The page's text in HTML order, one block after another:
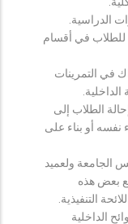
الدراسية.
للطلاب في أقسام
في التمرينات
الطلاب إلى
أو بناء على
الجامعة ولعميد
بعض هذه
التنفيذية.
الداخلية